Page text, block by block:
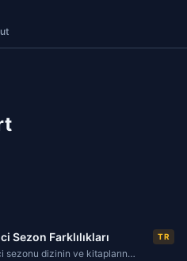
Sezon Farklılıkları TR
sezonu dizinin ve kitapların